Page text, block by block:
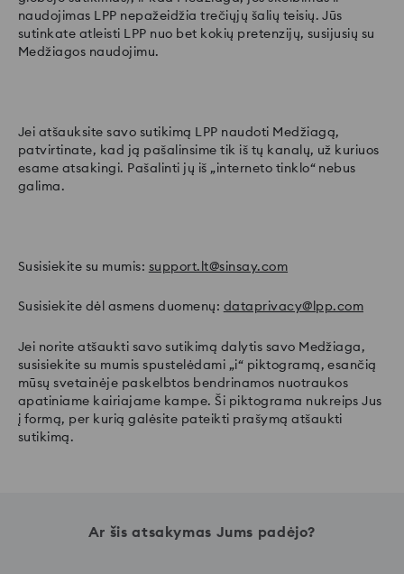
naudojimas LPP nepažeidžia trečiųjų šalių teisių. Jūs
sutinkate atleisti LPP nuo bet kokių pretenzijų, susijusių su
Medžiagos naudojimu.
Jei atšauksite savo sutikimą LPP naudoti Medžiagą,
patvirtinate, kad ją pašalinsime tik iš tų kanalų, už kuriuos
esame atsakingi. Pašalinti jų iš „interneto tinklo“ nebus
galima.
Susisiekite su mumis: support.lt@sinsay.com
Susisiekite dėl asmens duomenų: dataprivacy@lpp.com
Jei norite atšaukti savo sutikimą dalytis savo Medžiaga,
susisiekite su mumis spustelėdami „i“ piktogramą, esančią
mūsų svetainėje paskelbtos bendrinamos nuotraukos
apatiniame kairiajame kampe. Ši piktograma nukreips Jus
į formą, per kurią galėsite pateikti prašymą atšaukti
sutikimą.
Ar šis atsakymas Jums padėjo?